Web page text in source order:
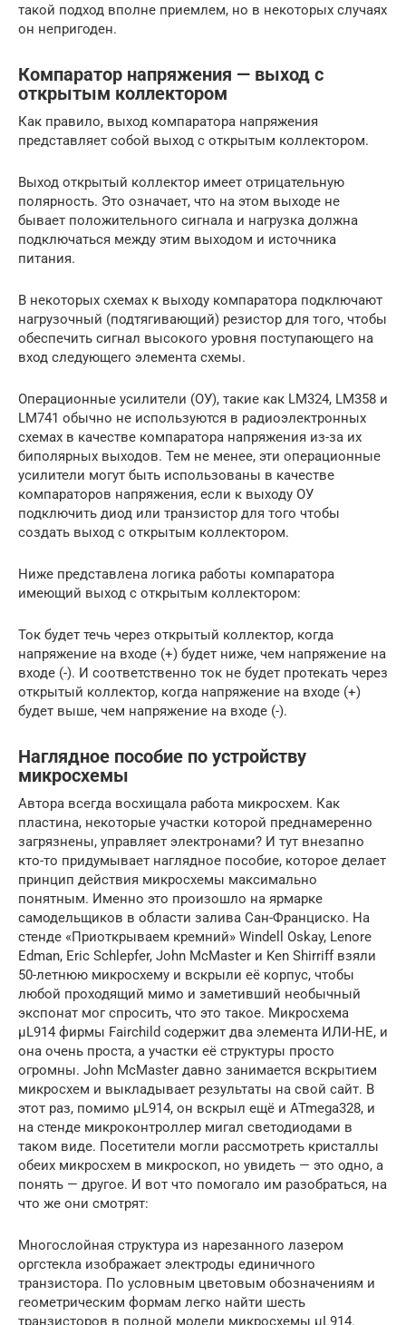
такой подход вполне приемлем, но в некоторых случаях
он непригоден.
Компаратор напряжения — выход с
открытым коллектором
Как правило, выход компаратора напряжения
представляет собой выход с открытым коллектором.
Выход открытый коллектор имеет отрицательную
полярность. Это означает, что на этом выходе не
бывает положительного сигнала и нагрузка должна
подключаться между этим выходом и источника
питания.
В некоторых схемах к выходу компаратора подключают
нагрузочный (подтягивающий) резистор для того, чтобы
обеспечить сигнал высокого уровня поступающего на
вход следующего элемента схемы.
Операционные усилители (ОУ), такие как LM324, LM358 и
LM741 обычно не используются в радиоэлектронных
схемах в качестве компаратора напряжения из-за их
биполярных выходов. Тем не менее, эти операционные
усилители могут быть использованы в качестве
компараторов напряжения, если к выходу ОУ
подключить диод или транзистор для того чтобы
создать выход с открытым коллектором.
Ниже представлена логика работы компаратора
имеющий выход с открытым коллектором:
Ток будет течь через открытый коллектор, когда
напряжение на входе (+) будет ниже, чем напряжение на
входе (-). И соответственно ток не будет протекать через
открытый коллектор, когда напряжение на входе (+)
будет выше, чем напряжение на входе (-).
Наглядное пособие по устройству
микросхемы
Автора всегда восхищала работа микросхем. Как
пластина, некоторые участки которой преднамеренно
загрязнены, управляет электронами? И тут внезапно
кто-то придумывает наглядное пособие, которое делает
принцип действия микросхемы максимально
понятным. Именно это произошло на ярмарке
самодельщиков в области залива Сан-Франциско. На
стенде «Приоткрываем кремний» Windell Oskay, Lenore
Edman, Eric Schlepfer, John McMaster и Ken Shirriff взяли
50-летнюю микросхему и вскрыли её корпус, чтобы
любой проходящий мимо и заметивший необычный
экспонат мог спросить, что это такое. Микросхема
μL914 фирмы Fairchild содержит два элемента ИЛИ-НЕ, и
она очень проста, а участки её структуры просто
огромны. John McMaster давно занимается вскрытием
микросхем и выкладывает результаты на свой сайт. В
этот раз, помимо μL914, он вскрыл ещё и ATmega328, и
на стенде микроконтроллер мигал светодиодами в
таком виде. Посетители могли рассмотреть кристаллы
обеих микросхем в микроскоп, но увидеть — это одно, а
понять — другое. И вот что помогало им разобраться, на
что же они смотрят:
Многослойная структура из нарезанного лазером
оргстекла изображает электроды единичного
транзистора. По условным цветовым обозначениям и
геометрическим формам легко найти шесть
транзисторов в полной модели микросхемы μL914.